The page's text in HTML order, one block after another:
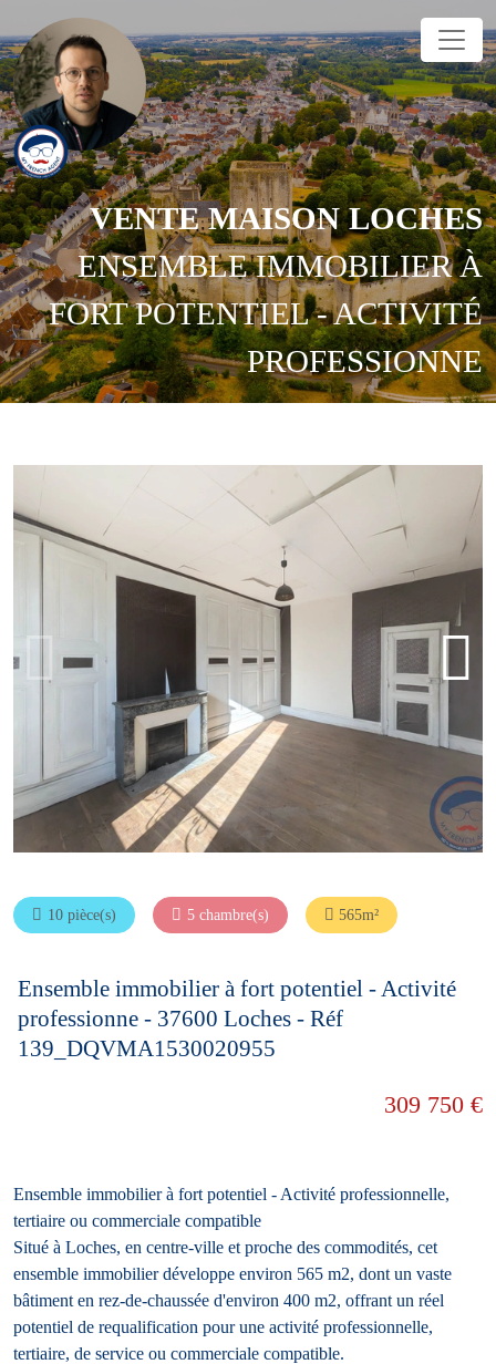
VENTE MAISON LOCHES
ENSEMBLE IMMOBILIER À
FORT POTENTIEL - ACTIVITÉ
PROFESSIONNE
10 pièce(s) 5 chambre(s) 565m²
Ensemble immobilier à fort potentiel - Activité
professionne - 37600 Loches - Réf
139_DQVMA1530020955
309 750 €
Ensemble immobilier à fort potentiel - Activité professionnelle,
tertiaire ou commerciale compatible
Situé à Loches, en centre-ville et proche des commodités, cet
ensemble immobilier développe environ 565 m2, dont un vaste
bâtiment en rez-de-chaussée d'environ 400 m2, offrant un réel
potentiel de requalification pour une activité professionnelle,
tertiaire, de service ou commerciale compatible.